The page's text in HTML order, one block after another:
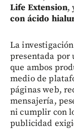
Life Extension,
con ácido
La
presentada por
que ambos
medio de
páginas web,
mensajería,
ni cumplir con
publicidad